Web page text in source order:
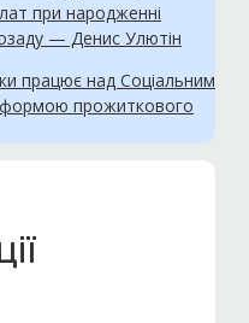
при народженні
— Денис Улютін
працює над Соціальним
прожиткового